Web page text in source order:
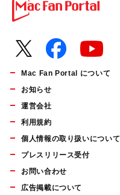
Mac Fan Portal について
お知らせ
運営会社
利用規約
個人情報の取り扱いについて
プレスリリース受付
お問い合わせ
広告掲載について